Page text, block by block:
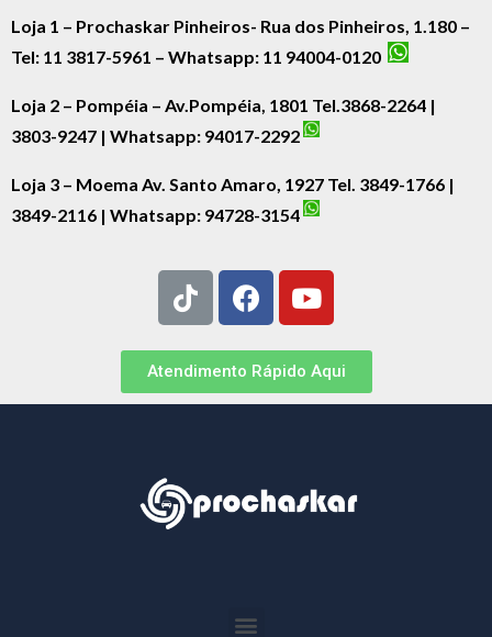
Loja 1 – Prochaskar Pinheiros- Rua dos Pinheiros, 1.180 –
Tel: 11 3817-5961 – Whatsapp: 11 94004-0120
Loja 2 – Pompéia – Av.Pompéia, 1801 Tel.3868-2264 |
3803-9247 | Whatsapp: 94017-2292
Loja 3 – Moema Av. Santo Amaro, 1927 Tel. 3849-1766 |
3849-2116 | Whatsapp: 94728-3154
Atendimento Rápido Aqui